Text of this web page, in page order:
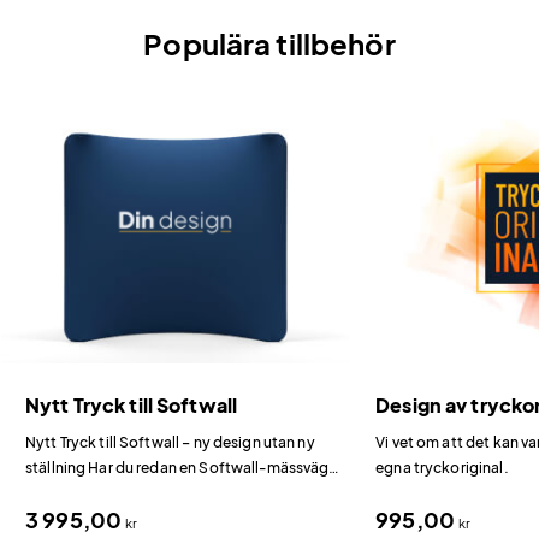
Populära tillbehör
Nytt Tryck till Softwall
Nytt Tryck till Softwall – ny design utan ny
ställning Har du redan en Softwall-mässvägg
mässa?
3 995,00kr
Design av
Vi vet om att det kan
egna tryckoriginal.
995,00kr